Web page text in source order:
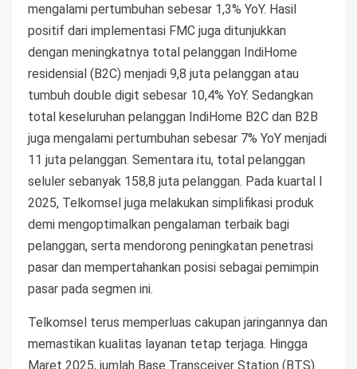
mengalami pertumbuhan sebesar 1,3% YoY. Hasil
positif dari implementasi FMC juga ditunjukkan
dengan meningkatnya total pelanggan IndiHome
residensial (B2C) menjadi 9,8 juta pelanggan atau
tumbuh double digit sebesar 10,4% YoY. Sedangkan
total keseluruhan pelanggan IndiHome B2C dan B2B
juga mengalami pertumbuhan sebesar 7% YoY menjadi
11 juta pelanggan. Sementara itu, total pelanggan
seluler sebanyak 158,8 juta pelanggan. Pada kuartal I
2025, Telkomsel juga melakukan simplifikasi produk
demi mengoptimalkan pengalaman terbaik bagi
pelanggan, serta mendorong peningkatan penetrasi
pasar dan mempertahankan posisi sebagai pemimpin
pasar pada segmen ini.
Telkomsel terus memperluas cakupan jaringannya dan
memastikan kualitas layanan tetap terjaga. Hingga
Maret 2025, jumlah Base Transceiver Station (BTS)